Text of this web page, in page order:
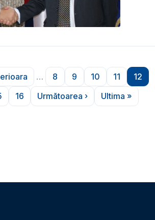
Pagina anterioară
…
Pagina
8
Pagina
9
Pagina
10
Pagina
11 12
Pagina
16
Pagina următoare
Următoarea ›
Ultima
Ultima »